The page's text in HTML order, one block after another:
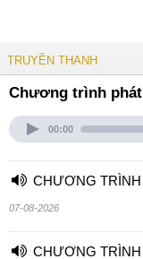
TRUYỀN THANH
Chương trình phát
00:00
CHƯƠNG TRÌNH
07-08-2026
CHƯƠNG TRÌNH